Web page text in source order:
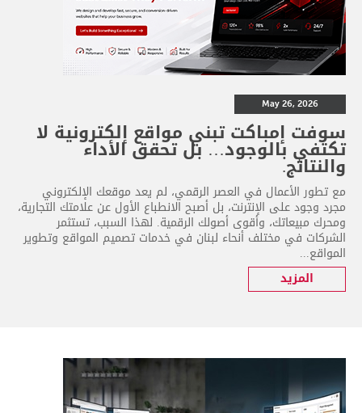
May 26, 2026
سوفت إمباكت تبني مواقع إلكترونية لا
تكتفي بالوجود… بل تحقق الأداء
والنتائج.
مع تطور الأعمال في العصر الرقمي، لم يعد موقعك الإلكتروني
مجرد وجود على الإنترنت، بل أصبح الانطباع الأول عن علامتك التجارية،
ومحرك مبيعاتك، وأقوى أصولك الرقمية. لهذا السبب، تستثمر
الشركات في مختلف أنحاء لبنان في خدمات تصميم المواقع وتطوير
المواقع...
المزيد